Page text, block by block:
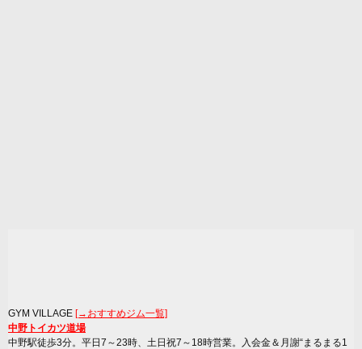
GYM VILLAGE [→おすすめジム一覧]
中野トイカツ道場
中野駅徒歩3分。平日7～23時、土日祝7～18時営業。入会金＆月謝“まるまる1